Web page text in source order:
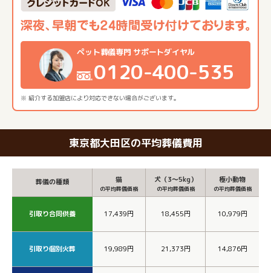
※ 紹介する加盟店により対応できない場合がございます。
ペット葬儀専門 サポートダイヤル
0120-400-535
東京都大田区の平均葬儀費用
葬儀の種類 猫
の平均葬儀価格
犬（3～5kg）
の平均葬儀価格
極小動物
の平均葬儀価格
引取り合同供養 17,439円 18,455円 10,979円
引取り個別火葬 19,989円 21,373円 14,876円